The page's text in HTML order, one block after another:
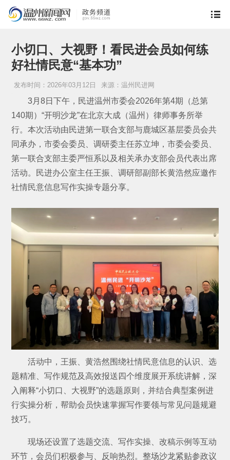
小切口、大视野！看民进会员如何练
好社情民意“基本功”
发布时间：2026年03月12日 来源：温州民进网
3月8日下午，民进温州市委会2026年第4期（总第
140期）“开明沙龙”在北京大成（温州）律师事务所举
行。本次活动由民进第一联合支部与鹿城区基层委员会共
同承办，市委会委员、调研委主任苏立坤，市委会委员、
第一联合支部主委严恒系以及相关承办支部会员代表出席
活动。民进办公室主任王振、调研部副部长黄浩然应邀作
社情民意信息写作实操专题分享。
活动中，王振、黄浩然围绕社情民意信息的认识、选
题精准、写作规范及高效报送四个维度展开系统讲解，深
入阐释“小切口、大视野”的选题原则，并结合典型案例进
行实操分析，帮助会员快速掌握写作要领与常见问题规避
技巧。
现场还设置了选题交流、写作实操、改稿示例等互动
环节，会员们积极参与、反响热烈。整场沙龙紧贴参政议